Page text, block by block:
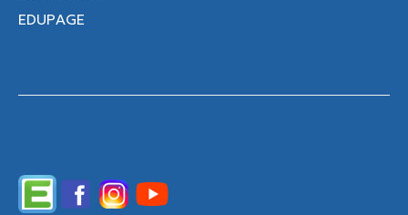
EDUPAGE
EdupageFacebookInstagram
YouTube